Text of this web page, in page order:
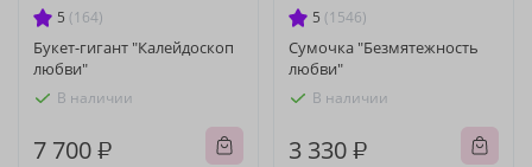
5 (164)
Букет-гигант "Калейдоскоп
любви"
В наличии
7 700 ₽
5 (1546)
Сумочка "Безмятежность
любви"
В наличии
3 330 ₽